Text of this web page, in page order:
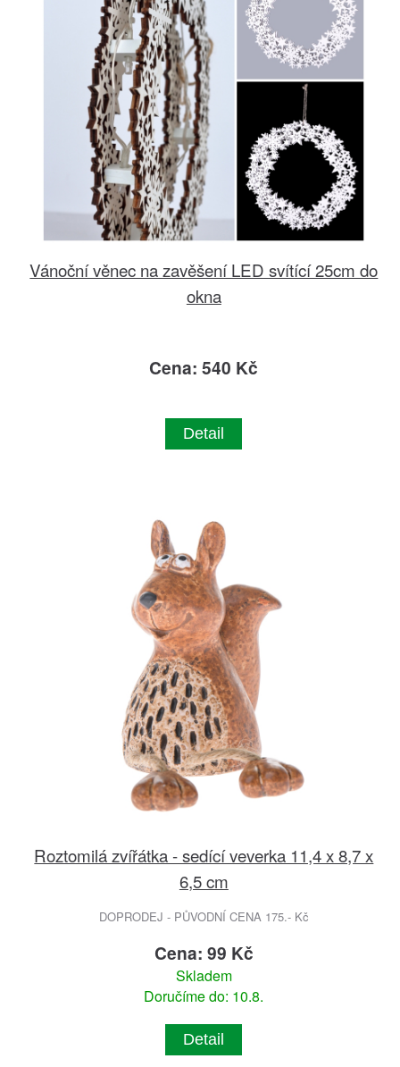
Vánoční věnec na zavěšení LED svítící 25cm do
okna
Cena: 540 Kč
Detail
Roztomilá zvířátka - sedící veverka 11,4 x 8,7 x
6,5 cm
DOPRODEJ - PŮVODNÍ CENA 175.- Kč
Cena: 99 Kč
Skladem
Doručíme do: 10.8.
Detail